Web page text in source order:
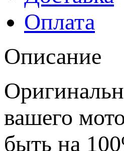
Оплата
Описание
вашего
быть на